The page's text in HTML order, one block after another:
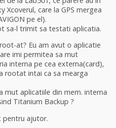
Xcoverul, care la GPS mergea
pe el).
sa-l trimit sa testati aplicatia.
at? Eu am avut o aplicatie
imi permitea sa mut
interna pe cea externa(card),
rootat intai ca sa mearga
mut aplicatiile din mem. interna
Titanium Backup ?
pentru ajutor.